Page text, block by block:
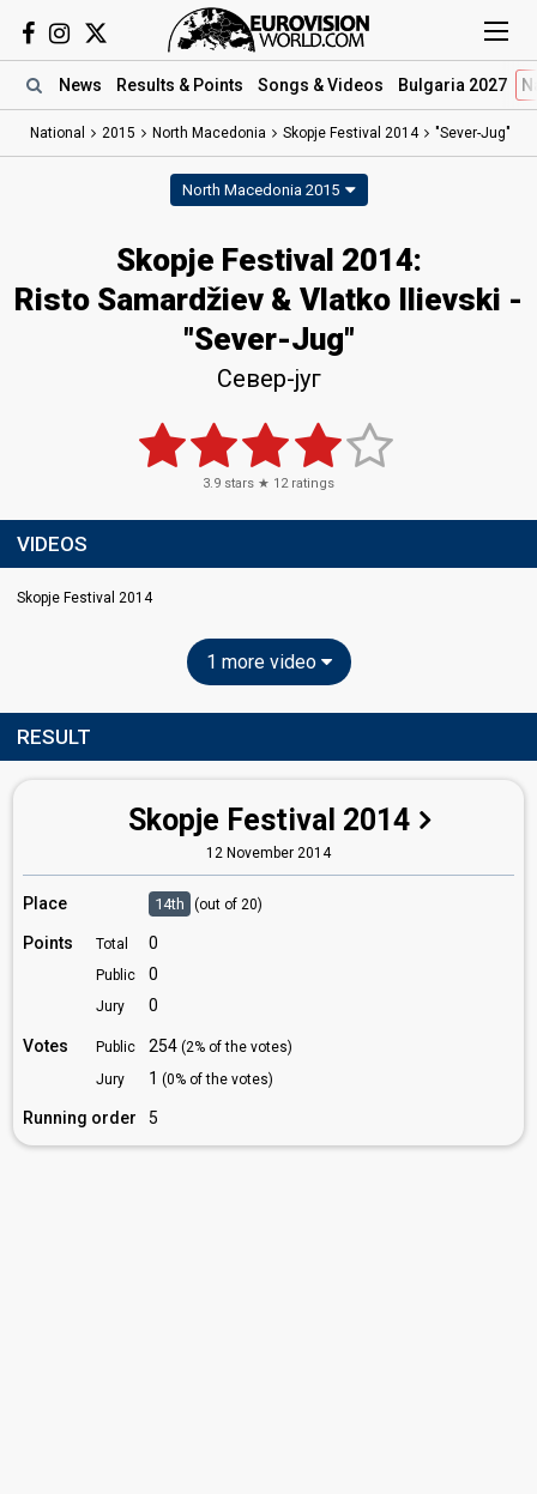
News Results & Points Songs & Videos Bulgaria 2027
National 2015 North Macedonia Skopje Festival 2014 "Sever-Jug"
North Macedonia 2015
Skopje Festival 2014:
Risto Samardžiev & Vlatko Ilievski -
"Sever-Jug"
Север-југ
3.9 stars ★ 12ratings
VIDEOS
Skopje Festival 2014
1 more video
RESULT
Skopje Festival 2014
12 November 2014
Place 14th (out of 20)
Points Total 0
Public 0
Jury 0
Votes Public 254 (2% of the votes)
Jury
1 (0% of the votes)
Running order 5